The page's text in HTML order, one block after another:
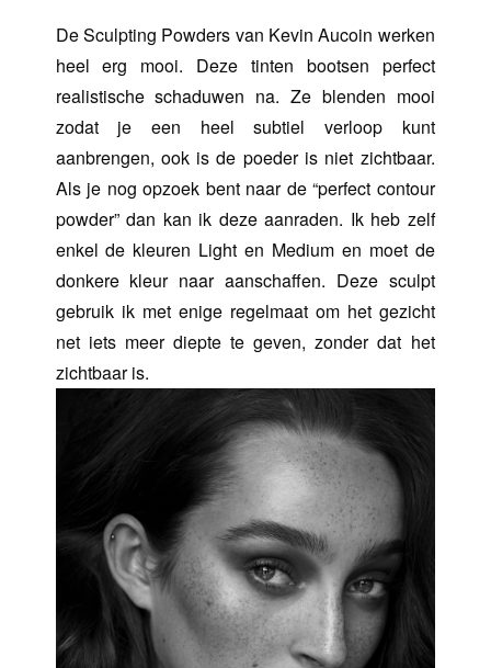
De Sculpting Powders van Kevin Aucoin werken
heel erg mooi. Deze tinten bootsen perfect
realistische schaduwen na. Ze blenden mooi
zodat je een heel subtiel verloop kunt
aanbrengen, ook is de poeder is niet zichtbaar.
Als je nog opzoek bent naar de “perfect contour
powder” dan kan ik deze aanraden. Ik heb zelf
enkel de kleuren Light en Medium en moet de
donkere kleur naar aanschaffen. Deze sculpt
gebruik ik met enige regelmaat om het gezicht
net iets meer diepte te geven, zonder dat het
zichtbaar is.